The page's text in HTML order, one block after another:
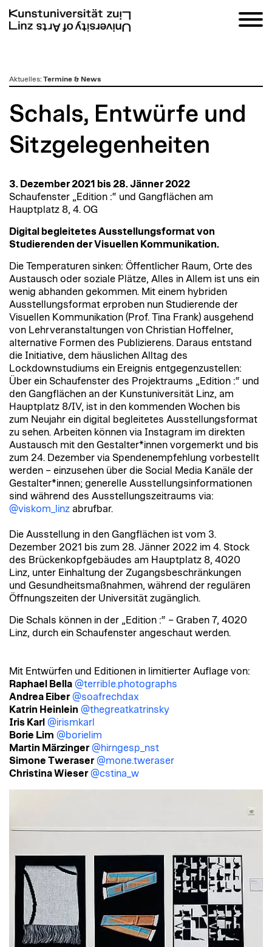
zumAktuelles: Termine & News
Schals, Entwürfe und
Sitzgelegenheiten
3. Dezember 2021 bis 28. Jänner 2022
Schaufenster „Edition :“ und Gangflächen am
Hauptplatz 8, 4. OG
Digital begleitetes Ausstellungsformat von
Studierenden der Visuellen Kommunikation.
Die Temperaturen sinken: Öffentlicher Raum, Orte des
Austausch oder soziale Plätze, Alles in Allem ist uns ein
wenig abhanden gekommen. Mit einem hybriden
Ausstellungsformat erproben nun Studierende der
Visuellen Kommunikation (Prof. Tina Frank) ausgehend
von Lehrveranstaltungen von Christian Hoffelner,
alternative Formen des Publizierens. Daraus entstand
die Initiative, dem häuslichen Alltag des
Lockdownstudiums ein Ereignis entgegenzustellen:
Über ein Schaufenster des Projektraums „Edition :“ und
den Gangflächen an der Kunstuniversität Linz, am
Hauptplatz 8/IV, ist in den kommenden Wochen bis
zum Neujahr ein digital begleitetes Ausstellungsformat
zu sehen. Arbeiten können via Instagram im direkten
Austausch mit den Gestalter*innen vorgemerkt und bis
zum 24. Dezember via Spendenempfehlung vorbestellt
werden – einzusehen über die Social Media Kanäle der
Gestalter*innen; generelle Ausstellungsinformationen
sind während des Ausstellungszeitraums via:
@viskom_linz abrufbar.
Die Ausstellung in den Gangflächen ist vom 3.
Dezember 2021 bis zum 28. Jänner 2022 im 4. Stock
des Brückenkopfgebäudes am Hauptplatz 8, 4020
Linz, unter Einhaltung der Zugangsbeschränkungen
und Gesundheitsmaßnahmen, während der regulären
Öffnungszeiten der Universität zugänglich.
Die Schals können in der „Edition :“ – Graben 7, 4020
Linz, durch ein Schaufenster angeschaut werden.
Mit Entwürfen und Editionen in limitierter Auflage von:
Raphael Bella @terrible.photographs
Andrea Eiber @soafrechdax
Katrin Heinlein @thegreatkatrinsky
Iris Karl @irismkarl
Borie Lim @borielim
Martin Märzinger @hirngesp_nst
Simone Tweraser @mone.tweraser
Christina Wieser @cstina_w